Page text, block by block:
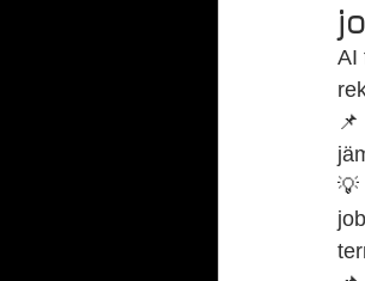
AI
📌
💡